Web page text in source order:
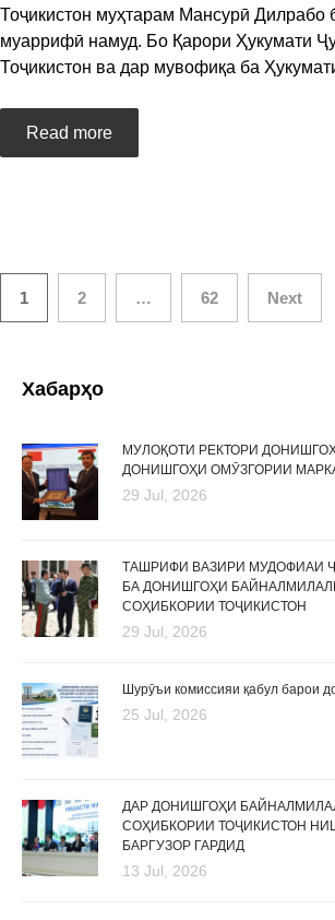
Тоҷикистон муҳтарам Мансурӣ Дилрабо
муаррифӣ намуд. Бо Қарори Ҳукумати
Тоҷикистон ва дар мувофиқа ба
Read more
Posts
1 2 … 62 Next
Хабарҳо
МУЛОҚОТИ РЕКТОРИ
ДОНИШГОҲИ ОМӮЗГОРИИ
29 Jul, 2026
ТАШРИФИ ВАЗИРИ МУДОФИАИ
БА ДОНИШГОҲИ
СОҲИБКОРИИ ТОҶИКИСТОН
29 Jul, 2026
Шурӯъи комиссияи қабул барои
25 Jul, 2026
ДАР ДОНИШГОҲИ
СОҲИБКОРИИ ТОҶИКИСТОН
БАРГУЗОР ГАРДИД
13 Jul, 2026